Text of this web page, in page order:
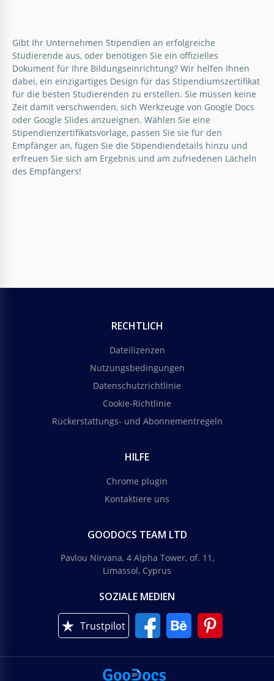
Moderne Stipendienurkunde
Bietet Ihr Unternehmen Stipendien für Studenten
und Schüler an? Verwenden Sie unser kostenloses
Modernes Stipendienzertifikat, um Ihre Unterlagen
zu formalisieren!
Google Docs
Gibt Ihr Unternehmen Stipendien an erfolgreiche
Studierende aus, oder benötigen Sie ein offizielles
Dokument für Ihre Bildungseinrichtung? Wir helfen Ihnen
dabei, ein einzigartiges Design für das Stipendiumszertifikat
für die besten Studierenden zu erstellen. Sie müssen keine
Zeit damit verschwenden, sich Werkzeuge von Google Docs
oder Google Slides anzueignen. Wählen Sie eine
Stipendienzertifikatsvorlage, passen Sie sie für den
Empfänger an, fügen Sie die Stipendiendetails hinzu und
erfreuen Sie sich am Ergebnis und am zufriedenen Lächeln
des Empfängers!
RECHTLICH
Dateilizenzen
Nutzungsbedingungen
Datenschutzrichtlinie
Cookie-Richtlinie
Rückerstattungs- und Abonnementregeln
HILFE
Chrome plugin
Kontaktiere uns
GOODOCS TEAM LTD
Pavlou Nirvana, 4 Alpha Tower, of. 11,
Limassol, Cyprus
SOZIALE MEDIEN
Trustpilot